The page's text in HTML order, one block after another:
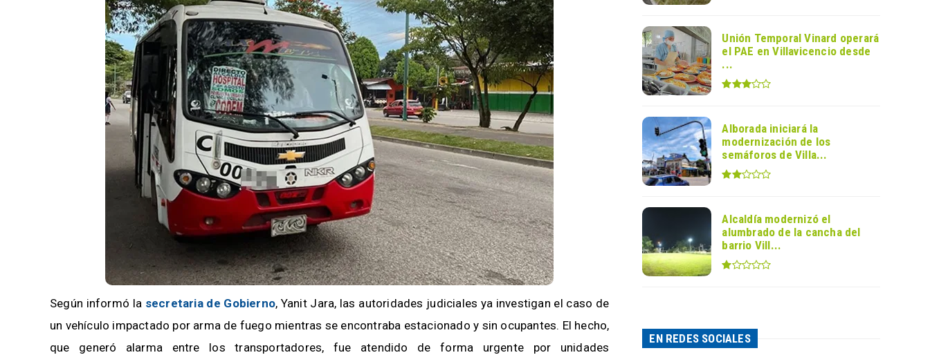
Según informó la secretaria de Gobierno, Yanit Jara, las autoridades judiciales ya investigan el caso de
un vehículo impactado por arma de fuego mientras se encontraba estacionado y sin ocupantes. El hecho,
que generó alarma entre los transportadores, fue atendido de forma urgente por unidades
Unión Temporal Vinard operará
el PAE en Villavicencio desde
...
Alborada iniciará la
modernización de los
semáforos de Villa...
Alcaldía modernizó el
alumbrado de la cancha del
barrio Vill...
EN REDES SOCIALES